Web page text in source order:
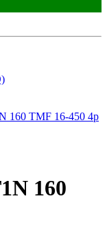
160 TMF 16-450 4p
160